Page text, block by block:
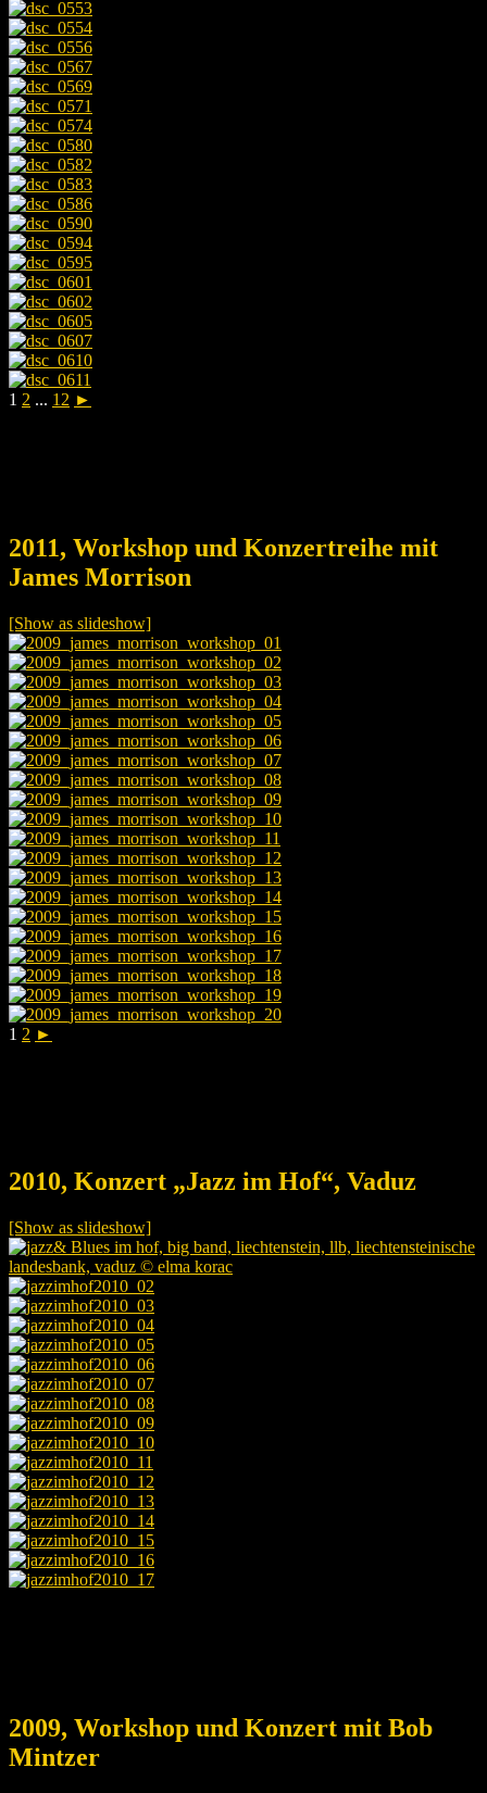
1 2 ... 12 ►
2011, Workshop und Konzertreihe mit
James Morrison
[Show as slideshow]
1 2 ►
2010, Konzert „Jazz im Hof“, Vaduz
[Show as slideshow]
2009, Workshop und Konzert mit Bob
Mintzer